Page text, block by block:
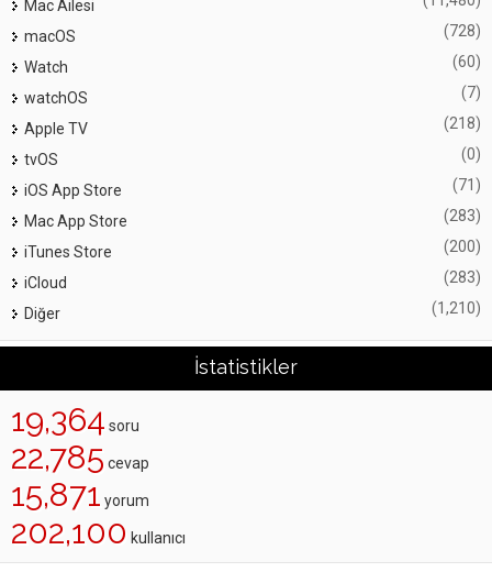
Mac Ailesi
macOS (728)
Watch (60)
watchOS (7)
Apple TV (218)
tvOS (0)
iOS App Store (71)
Mac App Store (283)
iTunes Store (200)
iCloud (283)
Diğer (1,210)
İstatistikler
19,364 soru
22,785 cevap
15,871 yorum
202,100 kullanıcı